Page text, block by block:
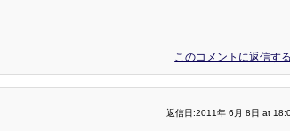
このコメントに返信する
返信日:2011年 6月 8日 at